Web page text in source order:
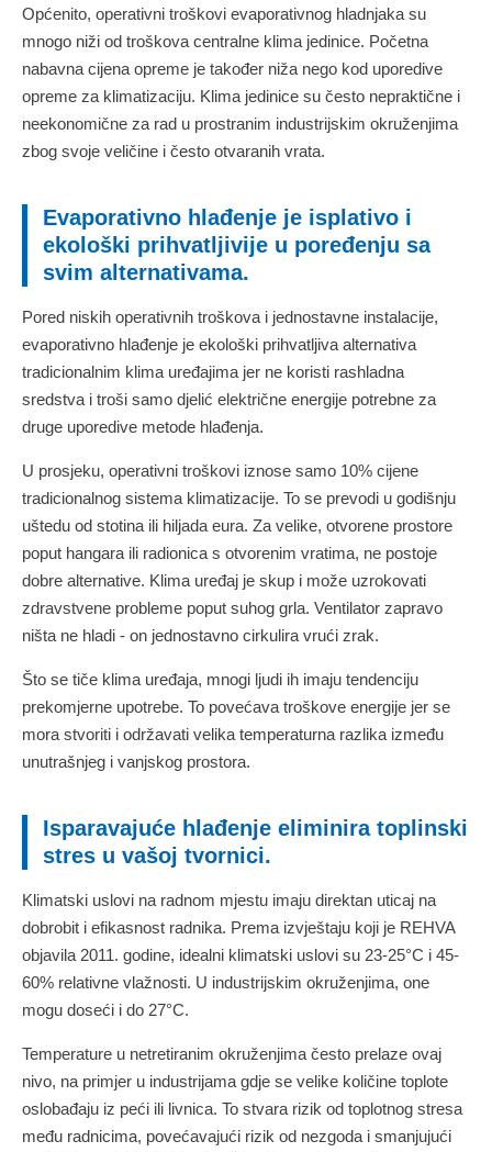
Općenito, operativni troškovi evaporativnog hladnjaka su
mnogo niži od troškova centralne klima jedinice. Početna
nabavna cijena opreme je također niža nego kod uporedive
opreme za klimatizaciju. Klima jedinice su često nepraktične i
neekonomične za rad u prostranim industrijskim okruženjima
zbog svoje veličine i često otvaranih vrata.
Evaporativno hlađenje je isplativo i
ekološki prihvatljivije u poređenju sa
svim alternativama.
Pored niskih operativnih troškova i jednostavne instalacije,
evaporativno hlađenje je ekološki prihvatljiva alternativa
tradicionalnim klima uređajima jer ne koristi rashladna
sredstva i troši samo djelić električne energije potrebne za
druge uporedive metode hlađenja.
U prosjeku, operativni troškovi iznose samo 10% cijene
tradicionalnog sistema klimatizacije. To se prevodi u godišnju
uštedu od stotina ili hiljada eura. Za velike, otvorene prostore
poput hangara ili radionica s otvorenim vratima, ne postoje
dobre alternative. Klima uređaj je skup i može uzrokovati
zdravstvene probleme poput suhog grla. Ventilator zapravo
ništa ne hladi - on jednostavno cirkulira vrući zrak.
Što se tiče klima uređaja, mnogi ljudi ih imaju tendenciju
prekomjerne upotrebe. To povećava troškove energije jer se
mora stvoriti i održavati velika temperaturna razlika između
unutrašnjeg i vanjskog prostora.
Isparavajuće hlađenje eliminira toplinski
stres u vašoj tvornici.
Klimatski uslovi na radnom mjestu imaju direktan uticaj na
dobrobit i efikasnost radnika. Prema izvještaju koji je REHVA
objavila 2011. godine, idealni klimatski uslovi su 23-25°C i 45-
60% relativne vlažnosti. U industrijskim okruženjima, one
mogu doseći i do 27°C.
Temperature u netretiranim okruženjima često prelaze ovaj
nivo, na primjer u industrijama gdje se velike količine toplote
oslobađaju iz peći ili livnica. To stvara rizik od toplotnog stresa
među radnicima, povećavajući rizik od nezgoda i smanjujući